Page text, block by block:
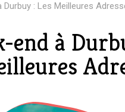
Durbuy : Les Meilleures
end à